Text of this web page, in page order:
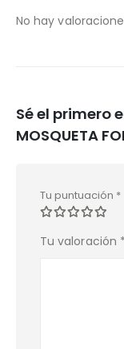
No hay
Sé el primero
MOSQUETA
Tu puntuación *
Tu valoración *